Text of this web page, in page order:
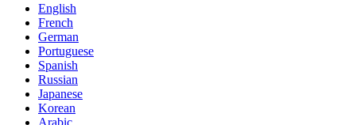
English
French
German
Portuguese
Spanish
Russian
Japanese
Korean
Arabic